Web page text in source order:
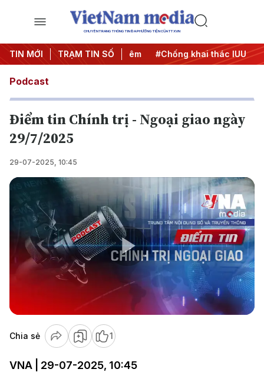
CHUYÊN TRANG THÔNG TIN ĐA PHƯƠNG TIỆN CỦA TTXVN
TIN MỚI TRẠM TIN SỐ
#Chiến dịch 500 ngày đêm #Chống khai thác IUU
Podcast
Điểm tin Chính trị - Ngoại giao ngày
29/7/2025
29-07-2025, 10:45
Play
Video
Chia sẻ 1
VNA | 29-07-2025, 10:45